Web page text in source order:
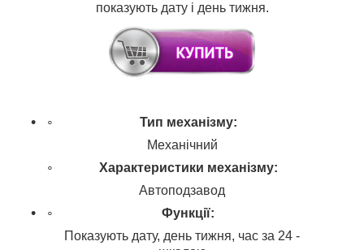
показують дату і день тижня.
Тип механізму:
Механічний
Характеристики механізму:
Автоподзавод
Функції:
Показують дату, день тижня, час за 24 -